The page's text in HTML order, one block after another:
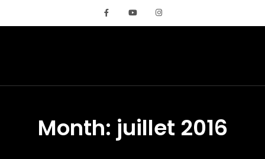
Month: juillet 2016